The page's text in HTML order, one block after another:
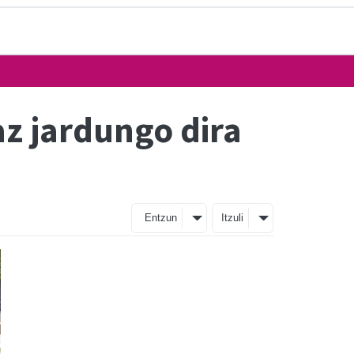
jardungo dira
Entzun Itzuli